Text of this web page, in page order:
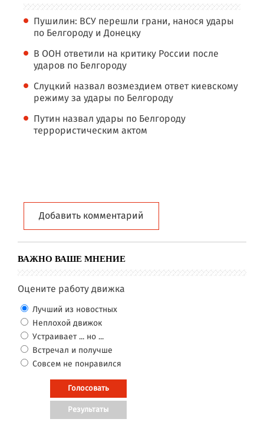
Пушилин: ВСУ перешли грани, нанося удары
по Белгороду и Донецку
В ООН ответили на критику России после
ударов по Белгороду
Слуцкий назвал возмездием ответ киевскому
режиму за удары по Белгороду
Путин назвал удары по Белгороду
террористическим актом
Добавить комментарий
ВАЖНО ВАШЕ МНЕНИЕ
Оцените работу движка
Лучший из новостных
Неплохой движок
Устраивает ... но ...
Встречал и получше
Совсем не понравился